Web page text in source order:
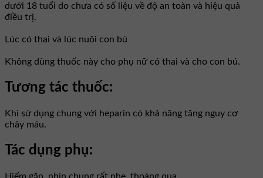
dưới 18 tuổi do chưa có số liệu về độ an toàn và hiệu quả
điều trị.
Lúc có thai và lúc nuôi con bú
Không dùng thuốc này cho phụ nữ có thai và cho con bú.
Tương tác thuốc:
Khi sử dụng chung với heparin có khả năng tăng nguy cơ
chảy máu.
Tác dụng phụ:
Hiếm gặp, nhìn chung rất nhẹ, thoảng qua.